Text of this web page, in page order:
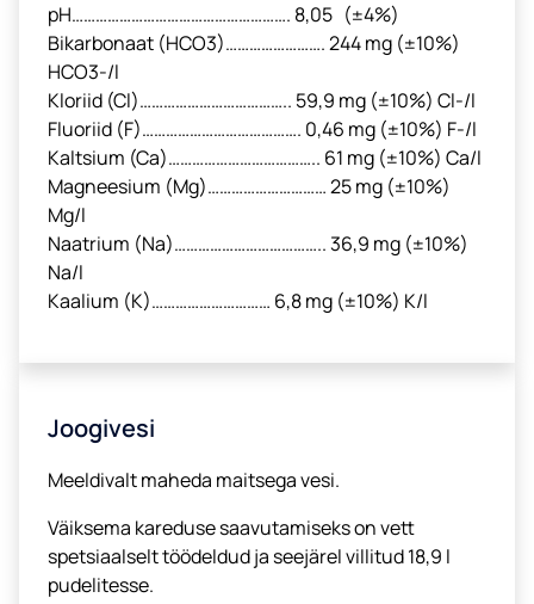
pH………………………………………………. 8,05 (±4%)
Bikarbonaat (HCO3)……………………. 244 mg (±10%)
HCO3-/l
Kloriid (Cl)……………………………….. 59,9 mg (±10%) Cl-/l
Fluoriid (F)…………………………………. 0,46 mg (±10%) F-/l
Kaltsium (Ca)……………………………….. 61 mg (±10%) Ca/l
Magneesium (Mg)………………………… 25 mg (±10%)
Mg/l
Naatrium (Na)……………………………….. 36,9 mg (±10%)
Na/l
Kaalium (K)………………………… 6,8 mg (±10%) K/l
Joogivesi
Meeldivalt maheda maitsega vesi.
Väiksema kareduse saavutamiseks on vett
spetsiaalselt töödeldud ja seejärel villitud 18,9 l
pudelitesse.